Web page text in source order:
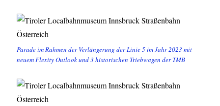
Parade im Rahmen der Verlängerung der Linie 5 im Jahr 2023 mit
neuem Flexity Outlook und 3 historischen Triebwagen der TMB